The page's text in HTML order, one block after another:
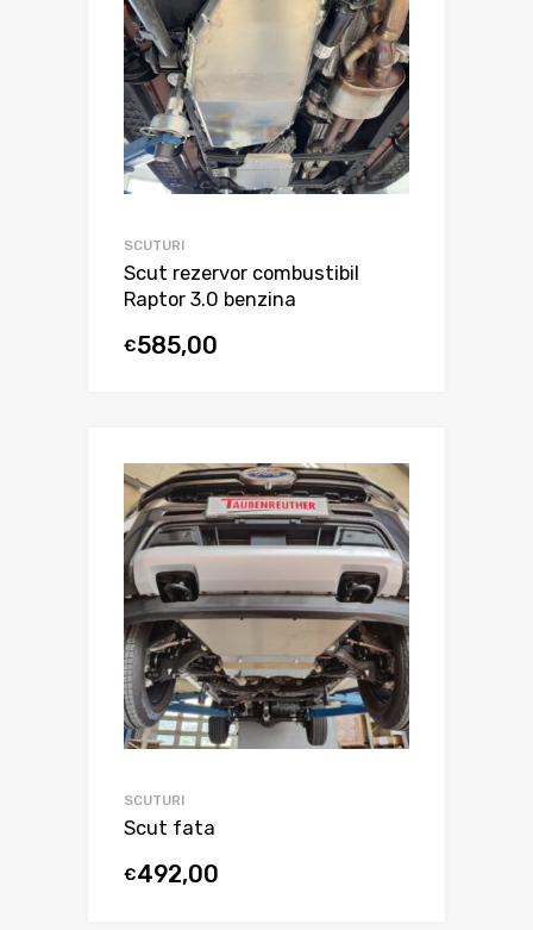
SCUTURI
Scut rezervor combustibil
Raptor 3.0 benzina
€585,00
SCUTURI
Scut fata
€492,00